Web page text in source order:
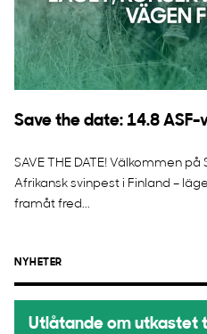
Save the date: 14.8
SAVE THE DATE! Välkommen
Afrikansk svinpest i Finland –
framåt fred...
NYHETER
Utlåtande om utkastet